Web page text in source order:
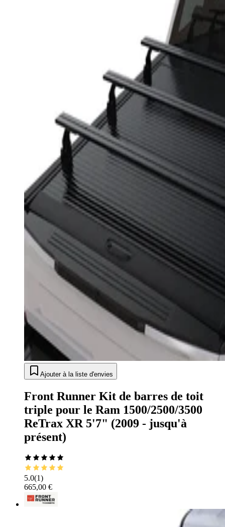
Ajouter à la liste d'envies
Front Runner Kit de barres de toit
triple pour le Ram 1500/2500/3500
ReTrax XR 5'7" (2009 - jusqu'à
présent)
5.0(1)
665,00 €